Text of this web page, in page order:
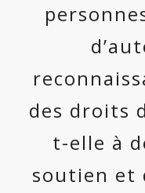
des droits
t-elle à
soutien et